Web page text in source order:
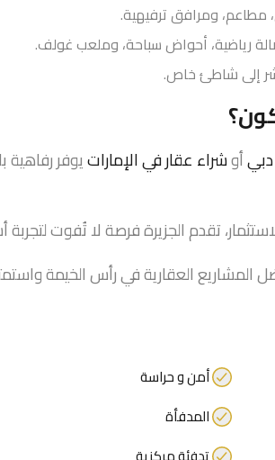
مطاعم، ومرافق ترفيهية.
رياضية، أحواض سباحة، وملعب غولف.
إلى شاطئ خاص.
أوشراء عقار في الإماراتيوفر
تقدم الجزيرة فرصة لا تُفوت
العقارية في رأس الخيمة
أمن و حراسة
المدفأة